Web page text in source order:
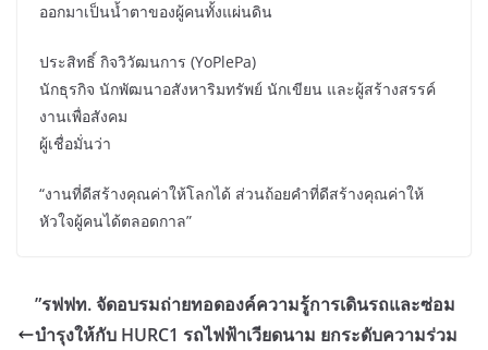
ออกมาเป็นน้ำตาของผู้คนทั้งแผ่นดิน
ประสิทธิ์ กิจวิวัฒนการ (YoPlePa)
นักธุรกิจ นักพัฒนาอสังหาริมทรัพย์ นักเขียน และผู้สร้างสรรค์
งานเพื่อสังคม
ผู้เชื่อมั่นว่า
“งานที่ดีสร้างคุณค่าให้โลกได้ ส่วนถ้อยคำที่ดีสร้างคุณค่าให้
หัวใจผู้คนได้ตลอดกาล”
”รฟฟท. จัดอบรมถ่ายทอดองค์ความรู้การเดินรถและซ่อม
บำรุงให้กับ HURC1 รถไฟฟ้าเวียดนาม ยกระดับความร่วม